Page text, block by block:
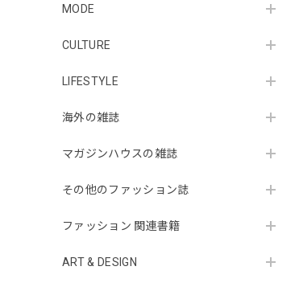
MODE
CULTURE
LIFESTYLE
海外の雑誌
マガジンハウスの雑誌
その他のファッション誌
ファッション 関連書籍
ART & DESIGN